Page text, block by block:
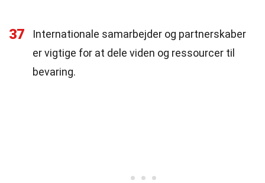
37
Internationale samarbejder og partnerskaber
er vigtige for at dele viden og ressourcer til
bevaring.